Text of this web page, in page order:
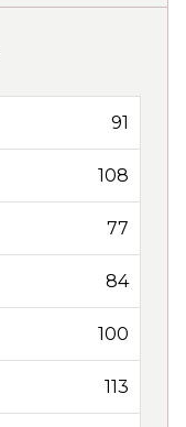
91
108
77
84
100
113